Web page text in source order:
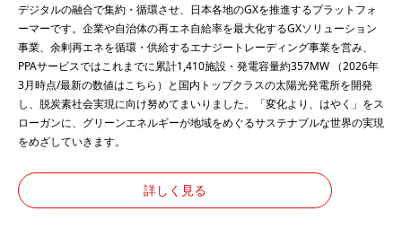
デジタルの融合で集約・循環させ、日本各地のGXを推進するプラットフォ
ーマーです。企業や自治体の再エネ自給率を最大化するGXソリューション
事業、余剰再エネを循環・供給するエナジートレーディング事業を営み、
PPAサービスではこれまでに累計1,410施設・発電容量約357MW （2026年
3月時点/最新の数値はこちら ）と国内トップクラスの太陽光発電所を開発
し、脱炭素社会実現に向け努めてまいりました。「変化より、はやく」をス
ローガンに、グリーンエネルギーが地域をめぐるサステナブルな世界の実現
をめざしていきます。
詳しく見る